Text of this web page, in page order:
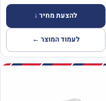
להצעת מחיר ↓
לעמוד המוצר ←